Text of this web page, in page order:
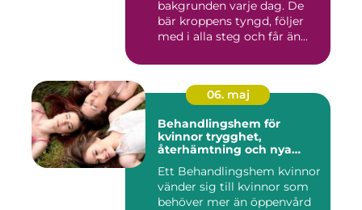
bakgrunden varje dag. De
bär kroppens tyngd, följer
med i alla steg och får än...
06. maj
Behandlingshem för
kvinnor trygghet,
återhämtning och nya
Ett Behandlingshem kvinnor
vänder sig till kvinnor som
behöver mer än öppenvård